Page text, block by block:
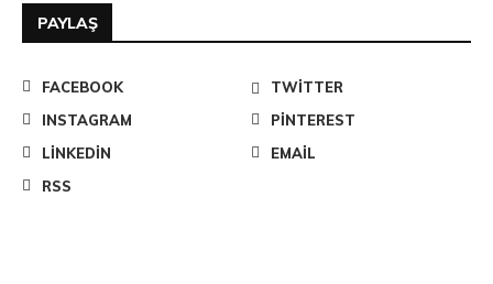
PAYLAŞ
FACEBOOK
TWITTER
INSTAGRAM
PINTEREST
LINKEDIN
EMAIL
RSS